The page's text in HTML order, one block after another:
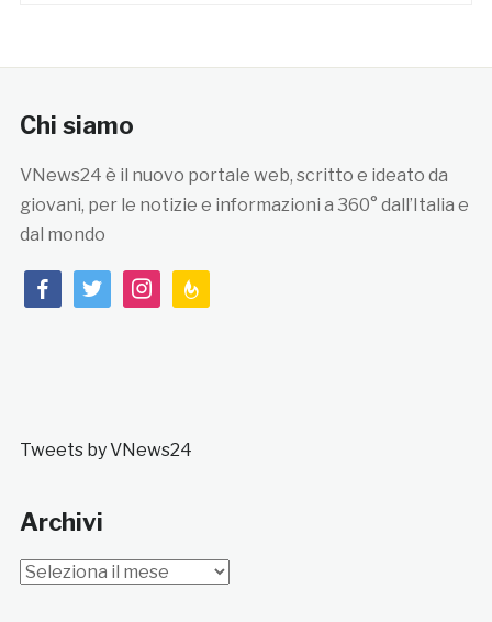
Chi siamo
VNews24 è il nuovo portale web, scritto e ideato da
giovani, per le notizie e informazioni a 360° dall’Italia e
dal mondo
facebooktwitterinstagramfeedburner
Tweets by VNews24
Archivi
Archivi